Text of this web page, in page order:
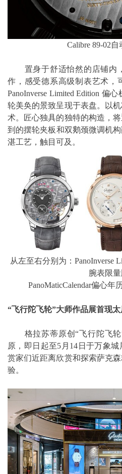
Calibre 89-02
置身于舒适怡然的店铺内
作，感受德系高级制表艺术，
PanoInverse Limited Edition 偏
轮美奂的景致呈现于表盘。以
术。匠心独具的独特的构造，
到的摆轮夹板和双鹅颈微调机
湛工艺，触目可及。
从左至右分别为：PanoInverse
腕表限量
PanoMaticCalendar偏心年
“飞行陀飞轮”大师作品展首现
格拉苏蒂原创“飞行陀飞轮
原，即日起至5月14日于万象
赏家们近距离欣赏和探索萨克
验。